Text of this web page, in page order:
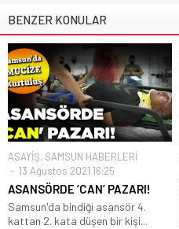
BENZER KONULAR
ASAYİŞ, SAMSUN HABERLERİ
13 Ağustos 2021 16:25
ASANSÖRDE ‘CAN’ PAZARI!
Samsun'da bindiği asansör 4.
kattan 2. kata düşen bir kişi...